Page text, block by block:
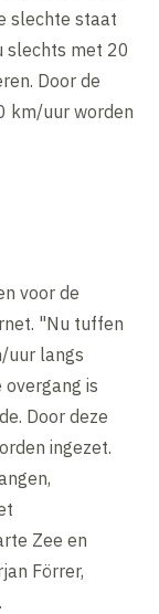
slechte staat
slechts met 20
Door de
km/uur worden
voor de
"Nu tuffen
uur langs
is
Door deze
ingezet.
Zee en
Förrer,